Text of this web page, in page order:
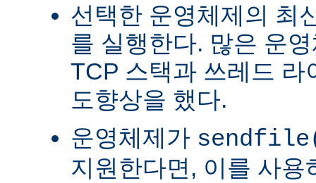
선택한 운영체제의 최
를 실행한다. 많은 운
TCP 스택과 쓰레드 라
도향상을 했다.
운영체제가
지원한다면, 이를 사용